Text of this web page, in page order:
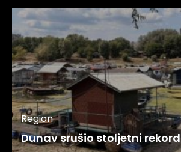
Region
Dunav srušio stoljetni rekord